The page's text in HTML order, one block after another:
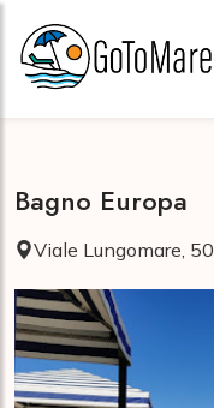
Bagno Europa
Viale Lungomare, 50